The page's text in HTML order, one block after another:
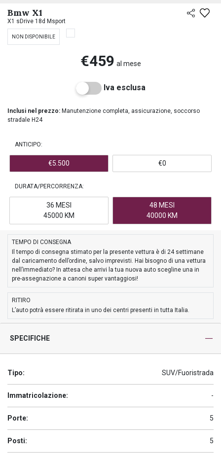
Bmw X1
X1 sDrive 18d Msport
NON DISPONIBILE
€459 al mese
Iva esclusa
Inclusi nel prezzo: Manutenzione completa, assicurazione, soccorso
stradale H24
ANTICIPO:
€5.500 €0
DURATA/PERCORRENZA:
36 MESI
45000 KM
48 MESI
40000 KM
TEMPO DI CONSEGNA
Il tempo di consegna stimato per la presente vettura è di 24 settimane
dal caricamento dell’ordine, salvo imprevisti. Hai bisogno di una vettura
nell’immediato? In attesa che arrivi la tua nuova auto scegline una in
pre-assegnazione a canoni super vantaggiosi!
RITIRO
L’auto potrà essere ritirata in uno dei centri presenti in tutta Italia.
SPECIFICHE
Tipo: SUV/Fuoristrada
Immatricolazione: -
Porte: 5
Posti: 5